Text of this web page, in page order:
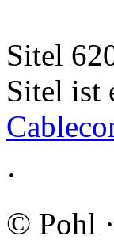
Sitel
Sitel ist
·
© Pohl